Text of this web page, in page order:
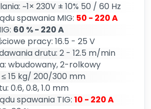
~1× 230V ± 10% 50 / 60 Hz
spawania MIG: 50 - 220 A
60 % - 220 A
pracy: 16.5 - 25 V
drutu: 2 - 12.5 m/min
wbudowany, 2-rolkowy
15 kg/ 200/300 mm
0.6, 0.8, 1.0 mm
spawania TIG: 10 - 220 A